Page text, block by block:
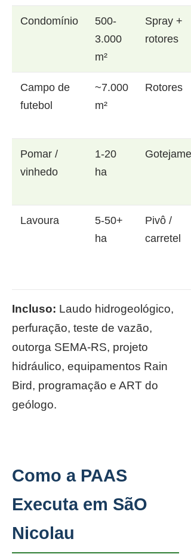
Condomínio
500-
3.000
m²
Spray +
rotores
Campo de
futebol
~7.000
m²
Rotores
Pomar /
vinhedo
1-20
ha
Lavoura
5-50+
ha
Pivô /
carretel
Incluso: Laudo hidrogeológico,
perfuração, teste de vazão,
outorga SEMA-RS, projeto
hidráulico, equipamentos Rain
Bird, programação e ART do
geólogo.
Como a PAAS
Executa em SãO
Nicolau